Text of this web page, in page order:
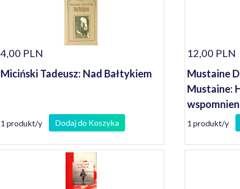
4,00 PLN
Miciński Tadeusz: Nad Bałtykiem
1 produkt/y Dodaj do Koszyka
12,00 PLN
Mustaine
Mustaine:
1 produkt/y